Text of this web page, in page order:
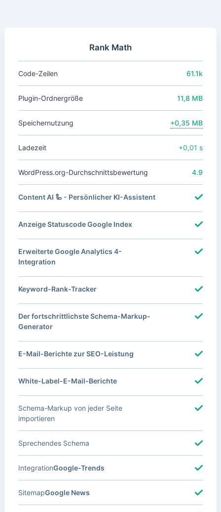
Rank Math
Code-Zeilen 61.1k
Plugin-Ordnergröße 11,8 MB
Speichernutzung +0,35 MB
Ladezeit +0,01 s
WordPress.org-Durchschnittsbewertung 4.9
Content AI 🦾 - Persönlicher KI-Assistent
Anzeige Statuscode Google Index
Erweiterte Google Analytics 4-
Integration
Keyword-Rank-Tracker
Der fortschrittlichste Schema-Markup-
Generator
E-Mail-Berichte zur SEO-Leistung
White-Label-E-Mail-Berichte
Schema-Markup von jeder Seite
importieren
Sprechendes Schema
Google-Trends
Integration
Google News
Sitemap